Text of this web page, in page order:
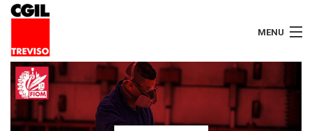
MENU
LAVORATORI
PENSIONATI